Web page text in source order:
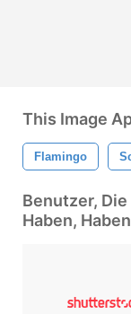
This Image
Flamingo
Benutzer,
Haben,